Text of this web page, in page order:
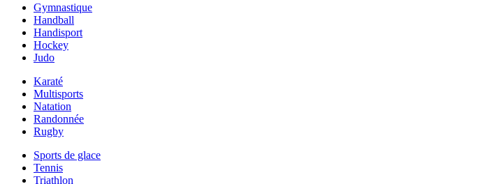
Gymnastique
Handball
Handisport
Hockey
Judo
Karaté
Multisports
Natation
Randonnée
Rugby
Sports de glace
Tennis
Triathlon